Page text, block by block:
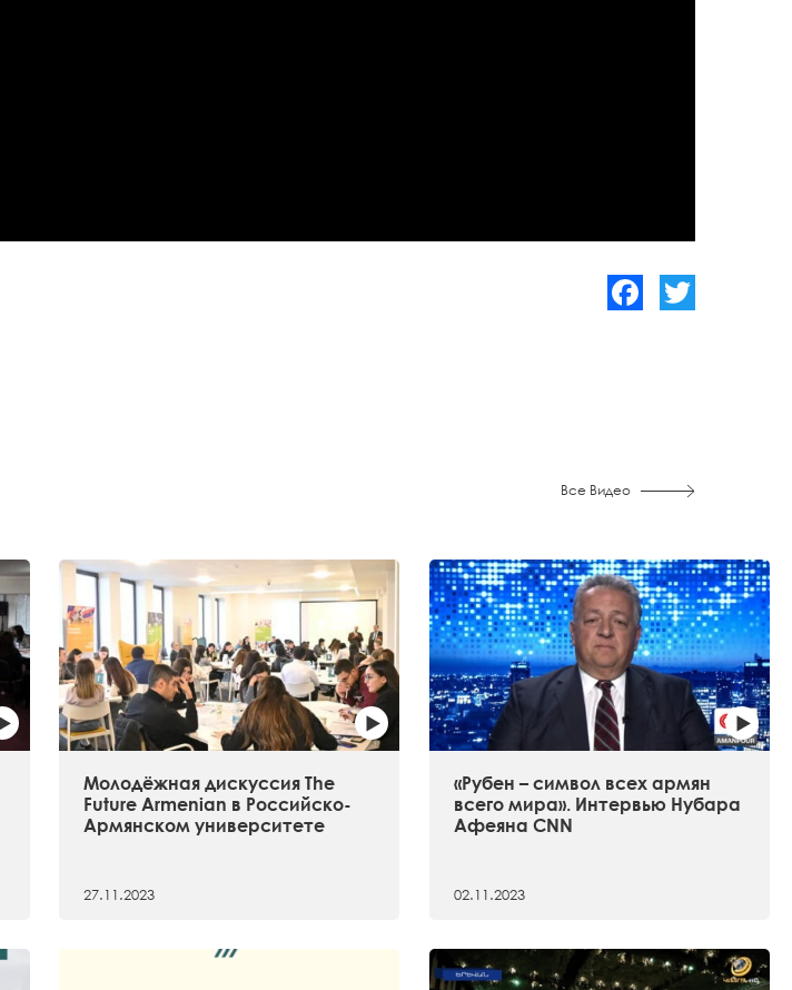
Все Видео
Молодёжная дискуссия The
Future Armenian в Российско-
Армянском университете
27.11.2023
«Рубен – символ всех армян
всего мира». Интервью Нубара
Афеяна CNN
02.11.2023